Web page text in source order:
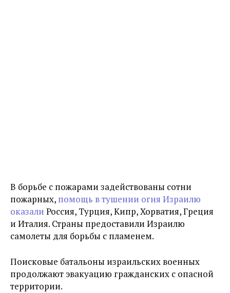
В борьбе с пожарами задействованы сотни
пожарных, помощь в тушении огня Израилю
оказали Россия, Турция, Кипр, Хорватия, Греция
и Италия. Страны предоставили Израилю
самолеты для борьбы с пламенем.
Поисковые батальоны израильских военных
продолжают эвакуацию гражданских с опасной
территории.